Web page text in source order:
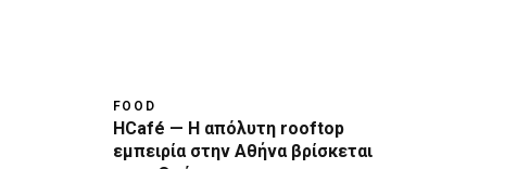
FOOD
HCafé — Η απόλυτη rooftop
εμπειρία στην Αθήνα βρίσκεται